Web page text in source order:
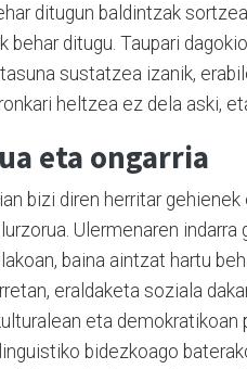
ditugun baldintzak
behar ditugu. Taupari
sustatzea izanik,
heltzea ez dela aski,
eta ongarria
bizi diren herritar
Ulermenaren
baina aintzat hartu
eraldaketa soziala
eta
bidezkoago